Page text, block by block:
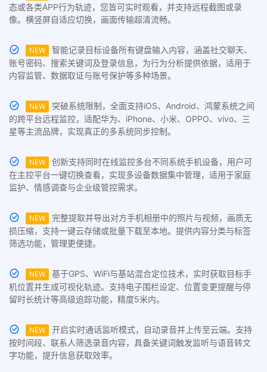
态或各类APP行为轨迹，您皆可实时观看，并支持远程截图或录
像。横竖屏自适应切换，画面传输超清流畅。
NEW
智能记录目标设备所有键盘输入内容，涵盖社交聊天、
账号密码、搜索关键词及登录信息，为行为分析提供依据，适用于
内容监管、数据取证与账号保护等多种场景。
NEW
突破系统限制，全面支持iOS、Android、鸿蒙系统之间
的跨平台远程监控，适配华为、iPhone、小米、OPPO、vivo、三
星等主流品牌，实现真正的多系统同步控制。
NEW
创新支持同时在线监控多台不同系统手机设备，用户可
在主控平台一键切换查看，实现多设备数据集中管理，适用于家庭
监护、情感调查与企业级管控需求。
NEW
完整提取并导出对方手机相册中的照片与视频，画质无
损压缩，支持一键云存储或批量下载至本地。提供内容分类与标签
筛选功能，管理更便捷。
NEW
基于GPS、WiFi与基站混合定位技术，实时获取目标手
机位置并生成可视化轨迹。支持电子围栏设定、位置变更提醒与停
留时长统计等高级追踪功能，精度5米内。
NEW
开启实时通话监听模式，自动录音并上传至云端。支持
按时间段、联系人筛选录音内容，具备关键词触发监听与语音转文
字功能，提升信息获取效率。